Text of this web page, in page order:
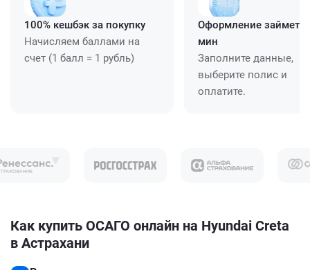
100% кешбэк за покупку
Начисляем баллами на
счет (1 балл = 1 рубль)
Оформление займет
мин
Заполните данные,
выберите полис и
оплатите.
Как купить ОСАГО онлайн на Hyundai Creta
в Астрахани